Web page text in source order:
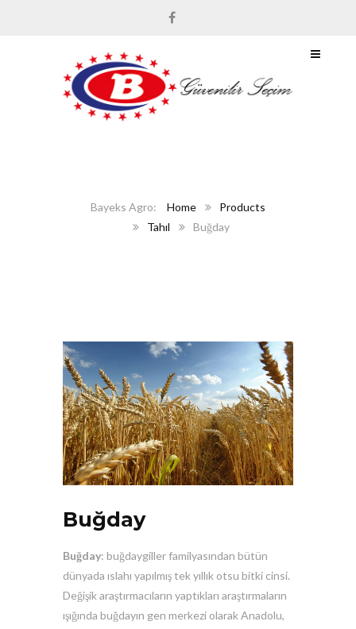
Home
Products
Tahıl
Buğday
Buğday
Buğday: buğdaygiller familyasından bütün
dünyada ıslahı yapılmış tek yıllık otsu bitki cinsi.
Değişik araştırmacıların yaptıkları araştırmaların
ışığında buğdayın gen merkezi olarak Anadolu,